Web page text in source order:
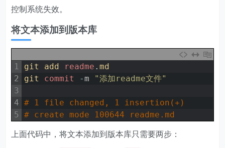
控制系统失效。
将文本添加到版本库
1
2
3
4
5
git add readme .md
git commit - m "添加readme文件"
# 1 file changed, 1 insertion(+)
# create mode 100644 readme.md
上面代码中，将文本添加到版本库只需要两步：